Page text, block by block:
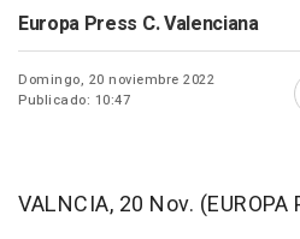
Europa Press C. Valenciana
Domingo, 20 noviembre 2022
Publicado: 10:47
VALNCIA, 20 Nov. (EUROPA